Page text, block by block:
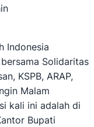
Indonesia
Solidaritas
KSPB, ARAP,
Malam
kali ini adalah di
Bupati